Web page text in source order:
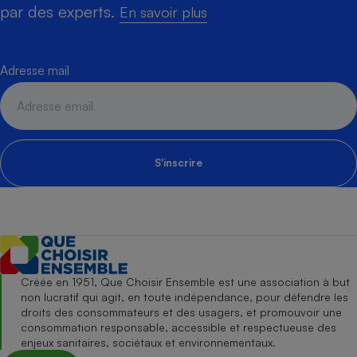
par des experts. En savoir plus
Adresse mail
S'inscrire
Créée en 1951, Que Choisir Ensemble est une association à but
non lucratif qui agit, en toute indépendance, pour défendre les
droits des consommateurs et des usagers, et promouvoir une
consommation responsable, accessible et respectueuse des
enjeux sanitaires, sociétaux et environnementaux.